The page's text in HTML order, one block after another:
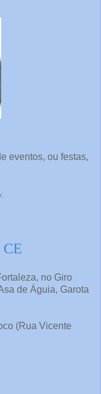
eventos, ou festas,
no Giro
de Águia, Garota
(Rua Vicente